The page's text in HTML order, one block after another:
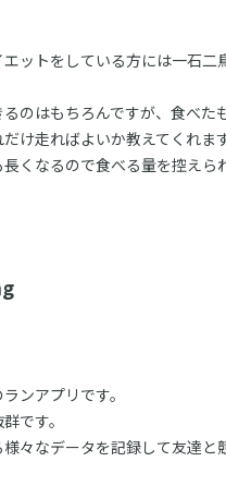
ットをしている方には一石二
のはもちろんですが、食べた
け走ればよいか教えてくれます
くなるので食べる量を控えら
ンアプリです。
です。
々なデータを記録して友達と